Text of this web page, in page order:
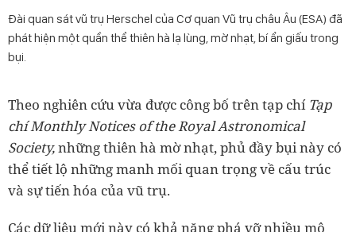
Đài quan sát vũ trụ Herschel của Cơ quan Vũ trụ châu Âu (ESA) đã
phát hiện một quần thể thiên hà lạ lùng, mờ nhạt, bí ẩn giấu trong
bụi.
Theo nghiên cứu vừa được công bố trên tạp chí Tạp
chí Monthly Notices of the Royal Astronomical
Society,những thiên hà mờ nhạt, phủ đầy bụi này có
thể tiết lộ những manh mối quan trọng về cấu trúc
và sự tiến hóa của vũ trụ.
Các dữ liệu mới này có khả năng phá vỡ nhiều mô